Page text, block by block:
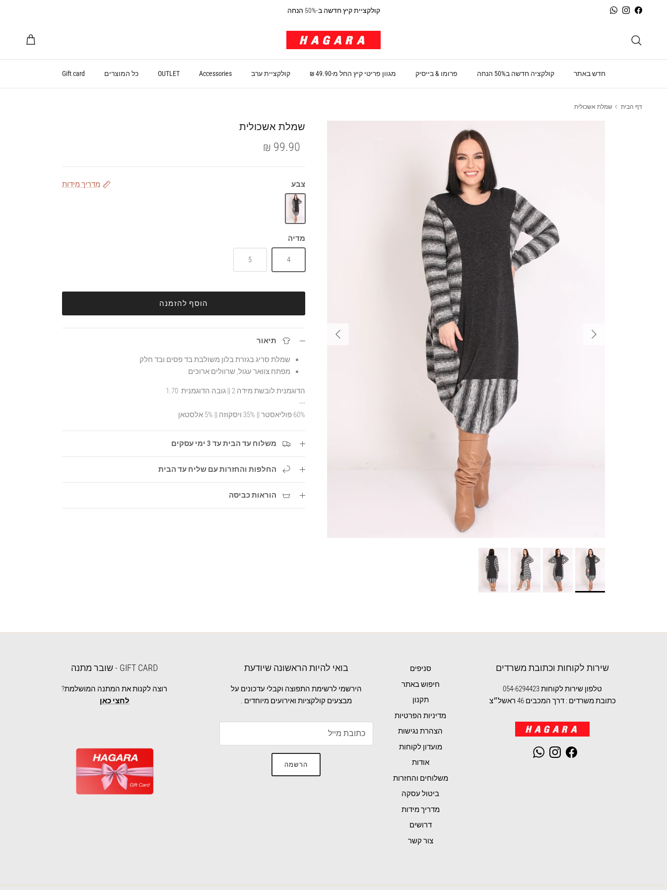
דילוג לתוכן
Facebook
Instagram
WhatsApp קולקציית קיץ חדשה ב-50% הנחה
עגלת קניות
חדש באתר קולקציה חדשה ב50% הנחה פרומו & בייסיק מגוון פריטי קיץ החל מ-49.90 ₪ קולקציית ערב Accessories
OUTLET כל המוצרים Gift card
דף הבית שמלת אשכולית
הקודם הבא
שמלת אשכולית
99.90 ₪
צבע מדריך מידות
מדיה
4
5
הוסף להזמנה
תיאור
שמלת סריג בגזרת בלון משולבת בד פסים ובד חלק
מפתח צוואר עגול, שרוולים ארוכים
הדוגמנית לובשת מידה 2 || גובה הדוגמנית 1.70
---
60% פוליאסטר || 35% ויסקוזה || 5% אלסטאן
משלוח עד הבית עד 3 ימי עסקים
החלפות והחזרות עם שליח עד הבית
הוראות כביסה
שירות לקוחות וכתובת משרדים
טלפון שירות לקוחות 054-6294423
כתובת משרדים : דרך המכבים 46 ראשל״צ
Facebook
Instagram
WhatsApp
סניפים
חיפוש באתר
תקנון
מדיניות הפרטיות
הצהרת נגישות
מועדון לקוחות
אודות
משלוחים והחזרות
ביטול עסקה
מדריך מידות
דרושים
צור קשר
בואי להיות הראשונה שיודעת
הירשמי לרשימת התפוצה וקבלי עדכונים על
מבצעים קולקציות ואירועים מיוחדים .
הרשמה
GIFT CARD - שובר מתנה
רוצה לקנות את המתנה המושלמת?
לחצי כאן